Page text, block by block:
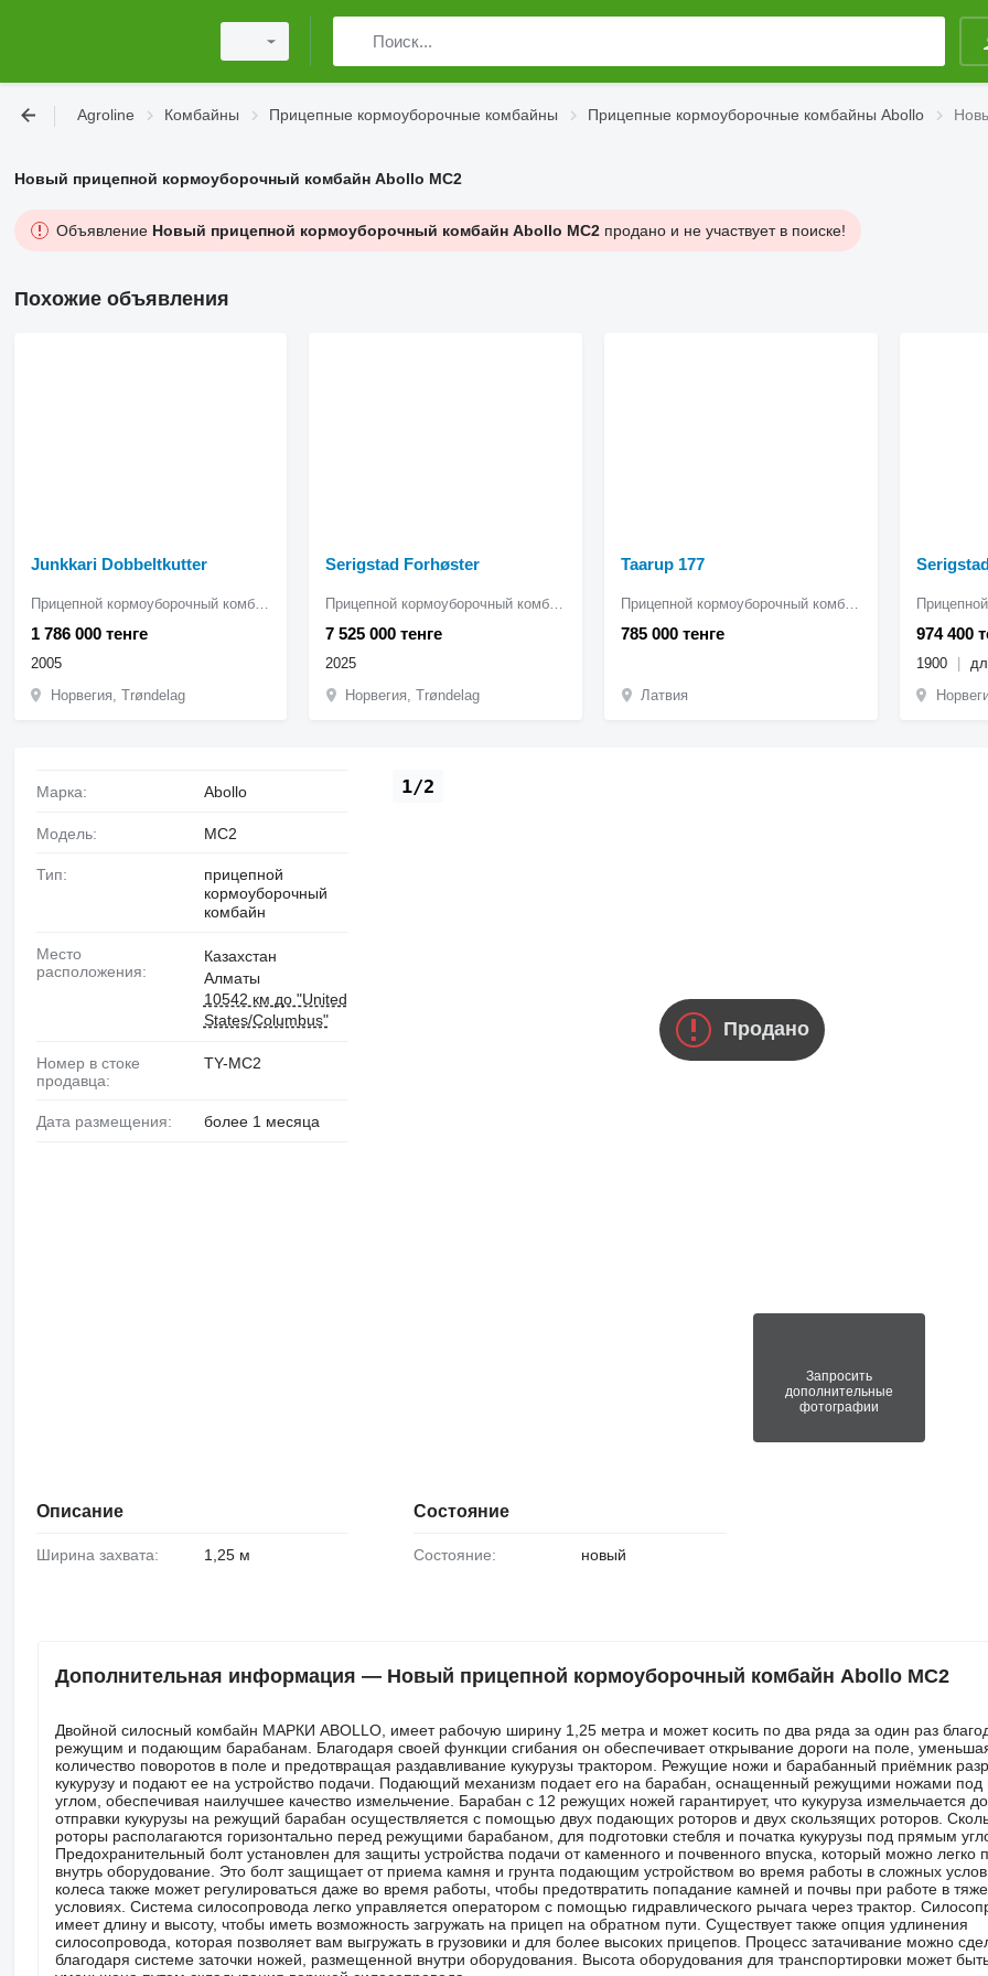
Agroline Комбайны Прицепные кормоуборочные комбайны Прицепные кормоуборочные комбайны Abollo
Новый прицепной кормоуборочный комбайн Abollo MC2
Объявление Новый прицепной кормоуборочный комбайн Abollo MC2продано и не участвует в поиске!
Похожие объявления
Junkkari Dobbeltkutter
1 786 000 тенге
Прицепной кормоуборочный комбайн
2005
Норвегия, Trøndelag
Serigstad Forhøster
7 525 000 тенге
2025
Норвегия, Trøndelag
Taarup 177
785 000 тенге
Латвия
974 400
1900
Продано
Запросить
дополнительные
фотографии
1/2
Марка: Abollo
Модель: MC2
Тип:
прицепной
кормоуборочный
комбайн
Место
расположения:
Казахстан
Алматы
10542 км до "United
States/Columbus"
Номер в стоке
продавца:
TY-MC2
Дата размещения: более 1 месяца
Описание
Ширина захвата: 1,25 м
Состояние
Состояние: новый
Дополнительная информация — Новый прицепной кормоуборочный комбайн Abollo MC2
Двойной силосный комбайн МАРКИ ABOLLO, имеет рабочую ширину 1,25 метра и может косить по два ряда за один раз
режущим и подающим барабанам. Благодаря своей функции сгибания он обеспечивает открывание дороги на поле,
количество поворотов в поле и предотвращая раздавливание кукурузы трактором. Режущие ножи и барабанный приёмник
кукурузу и подают ее на устройство подачи. Подающий механизм подает его на барабан, оснащенный режущими ножами
углом, обеспечивая наилучшее качество измельчение. Барабан с 12 режущих ножей гарантирует, что кукуруза измельчается
отправки кукурузы на режущий барабан осуществляется с помощью двух подающих роторов и двух скользящих роторов.
роторы располагаются горизонтально перед режущими барабаном, для подготовки стебля и початка кукурузы под прямым
Предохранительный болт установлен для защиты устройства подачи от каменного и почвенного впуска, который можно легко
внутрь оборудование. Это болт защищает от приема камня и грунта подающим устройством во время работы в сложных
колеса также может регулироваться даже во время работы, чтобы предотвратить попадание камней и почвы при работе в
условиях. Система силосопровода легко управляется оператором с помощью гидравлического рычага через трактор.
имеет длину и высоту, чтобы иметь возможность загружать на прицеп на обратном пути. Существует также опция удлинения
силосопровода, которая позволяет вам выгружать в грузовики и для более высоких прицепов. Процесс затачивание можно
благодаря системе заточки ножей, размещенной внутри оборудования. Высота оборудования для транспортировки может